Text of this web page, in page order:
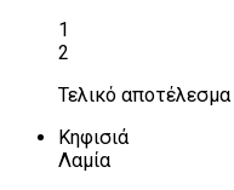
1
2
Τελικό αποτέλεσμα
Κηφισιά
Λαμία